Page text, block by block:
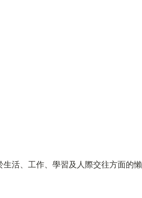
活、工作、學習及人際交往方面的懶